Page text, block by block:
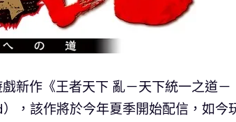
新作《王者天下 亂－天下統一之道－
，該作將於今年夏季開始配信，如今